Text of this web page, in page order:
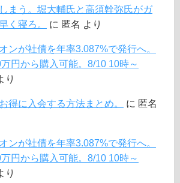
まう。堀大輔氏と高須幹弥氏がガ
く寝ろ。
に 匿名 より
ンが社債を年率3.087%で発行へ。
円から購入可能。8/10 10時～
り
得に入会する方法まとめ。 に 匿名
ンが社債を年率3.087%で発行へ。
円から購入可能。8/10 10時～
り